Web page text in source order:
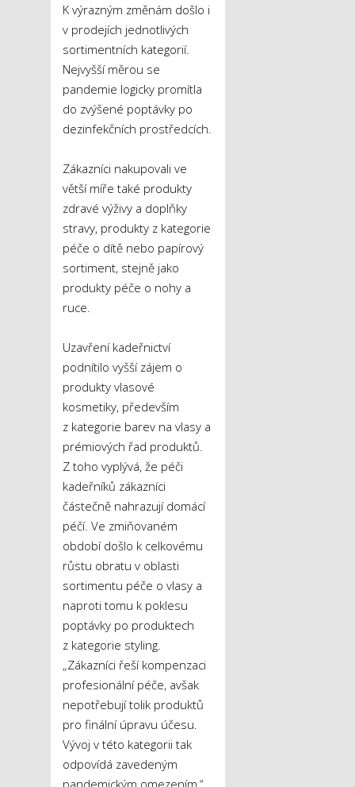
K výrazným změnám došlo i
v prodejích jednotlivých
sortimentních kategorií.
Nejvyšší měrou se
pandemie logicky promítla
do zvýšené poptávky po
dezinfekčních prostředcích.
Zákazníci nakupovali ve
větší míře také produkty
zdravé výživy a doplňky
stravy, produkty z kategorie
péče o dítě nebo papírový
sortiment, stejně jako
produkty péče o nohy a
ruce.
Uzavření kadeřnictví
podnítilo vyšší zájem o
produkty vlasové
kosmetiky, především
z kategorie barev na vlasy a
prémiových řad produktů.
Z toho vyplývá, že péči
kadeřníků zákazníci
částečně nahrazují domácí
péčí. Ve zmiňovaném
období došlo k celkovému
růstu obratu v oblasti
sortimentu péče o vlasy a
naproti tomu k poklesu
poptávky po produktech
z kategorie styling.
„Zákazníci řeší kompenzaci
profesionální péče, avšak
nepotřebují tolik produktů
pro finální úpravu účesu.
Vývoj v této kategorii tak
odpovídá zavedeným
pandemickým omezením,“